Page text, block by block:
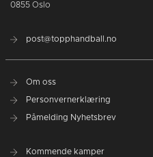
0855 Oslo
post@topphandball.no
Om oss
Personvernerklæring
Påmelding Nyhetsbrev
Kommende kamper